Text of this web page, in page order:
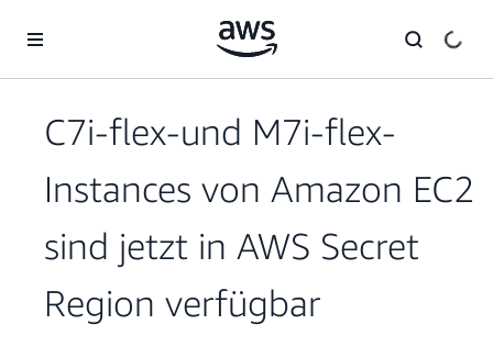
Überspringen zum Hauptinhalt
C7i-flex-und M7i-flex-
Instances von Amazon EC2
sind jetzt in AWS Secret
Region verfügbar